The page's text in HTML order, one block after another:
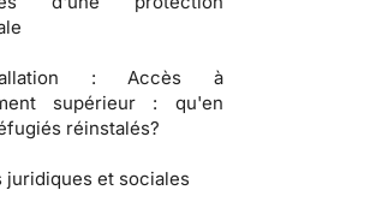
: Accès à
supérieur : qu'en
réinstalés?
juridiques et sociales